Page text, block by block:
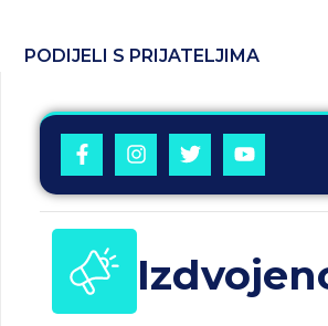
PODIJELI S PRIJATELJIMA